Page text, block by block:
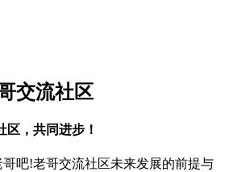
交流社区
区，共同进步！
吧!老哥交流社区未来发展的前提与